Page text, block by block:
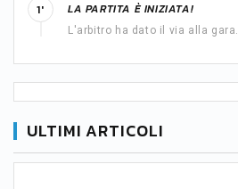
LA PARTITA È INIZIATA!
L'arbitro ha dato il via alla gara.
1'
ULTIMI ARTICOLI